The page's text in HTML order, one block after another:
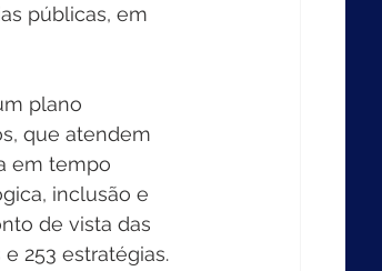
públicas, em
plano
que atendem
em tempo
inclusão e
de vista das
253 estratégias.